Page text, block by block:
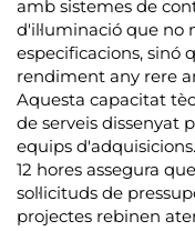
amb sistemes de
d'il·luminació que no
especificacions, sinó
rendiment any rere
Aquesta capacitat
de serveis dissenyat
equips
12 hores assegura
sol·licituds de
projectes rebinen